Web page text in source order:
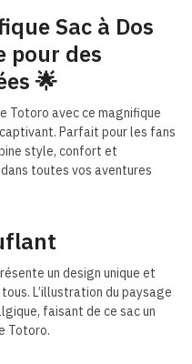
Sac à Dos
pour des
🌟
Totoro avec ce magnifique
Parfait pour les fans
style, confort et
toutes vos aventures
un design unique et
L’illustration du paysage
faisant de ce sac un
Totoro.